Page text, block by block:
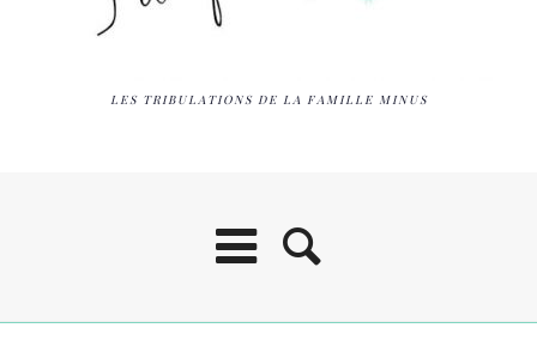
LES TRIBULATIONS DE LA FAMILLE MINUS